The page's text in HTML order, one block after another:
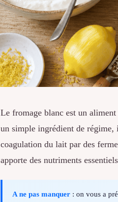
Le fromage blanc est un
un simple ingrédient de régime,
coagulation du lait par des
apporte des nutriments
A ne pas manquer : on vous a